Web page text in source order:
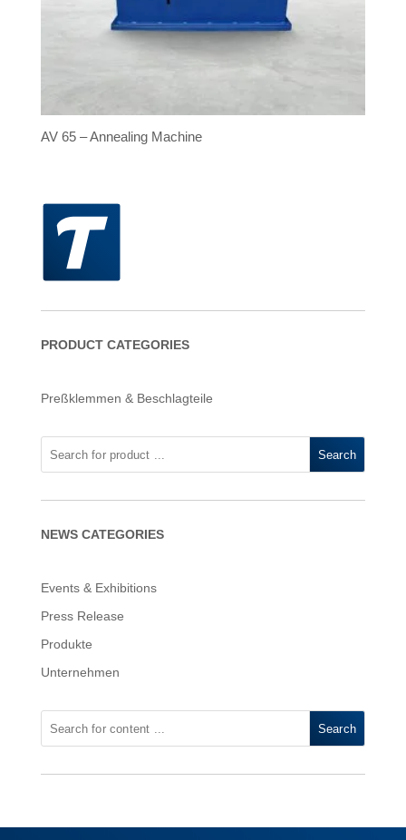
AV 65 – Annealing Machine
PRODUCT CATEGORIES
Preßklemmen & Beschlagteile
Search
NEWS CATEGORIES
Events & Exhibitions
Press Release
Produkte
Unternehmen
Search